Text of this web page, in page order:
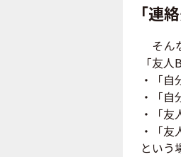
「連
そん
「友
・「
・「
・「
・「
という